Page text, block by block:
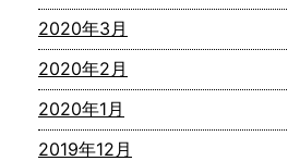
2020年3月
2020年2月
2020年1月
2019年12月